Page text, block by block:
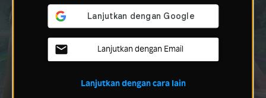
Lanjutkan dengan Email
Lanjutkan dengan cara lain